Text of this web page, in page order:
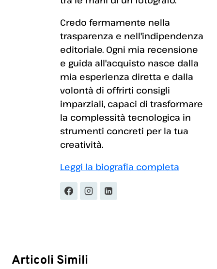
Credo fermamente nella
trasparenza e nell'indipendenza
editoriale. Ogni mia recensione
e guida all'acquisto nasce dalla
mia esperienza diretta e dalla
volontà di offrirti consigli
imparziali, capaci di trasformare
la complessità tecnologica in
strumenti concreti per la tua
creatività.
Leggi la biografia completa
Articoli Simili